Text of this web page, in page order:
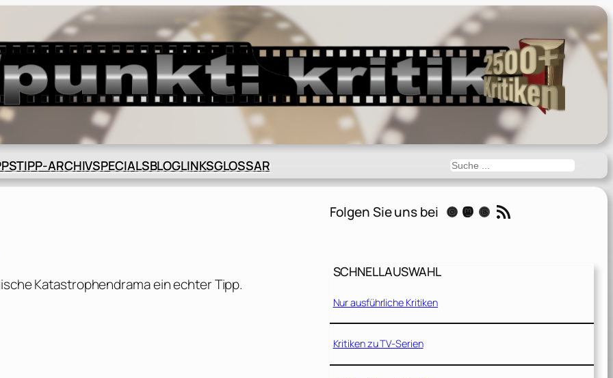
TIPP-ARCHIVSPECIALSBLOGLINKSGLOSSAR Suchen
Katastrophendrama ein echter Tipp.
Folgen Sie uns bei Instagram Mastodon Threads RSS-Feed
SCHNELLAUSWAHL
Nur ausführliche Kritiken
Kritiken zu TV-Serien